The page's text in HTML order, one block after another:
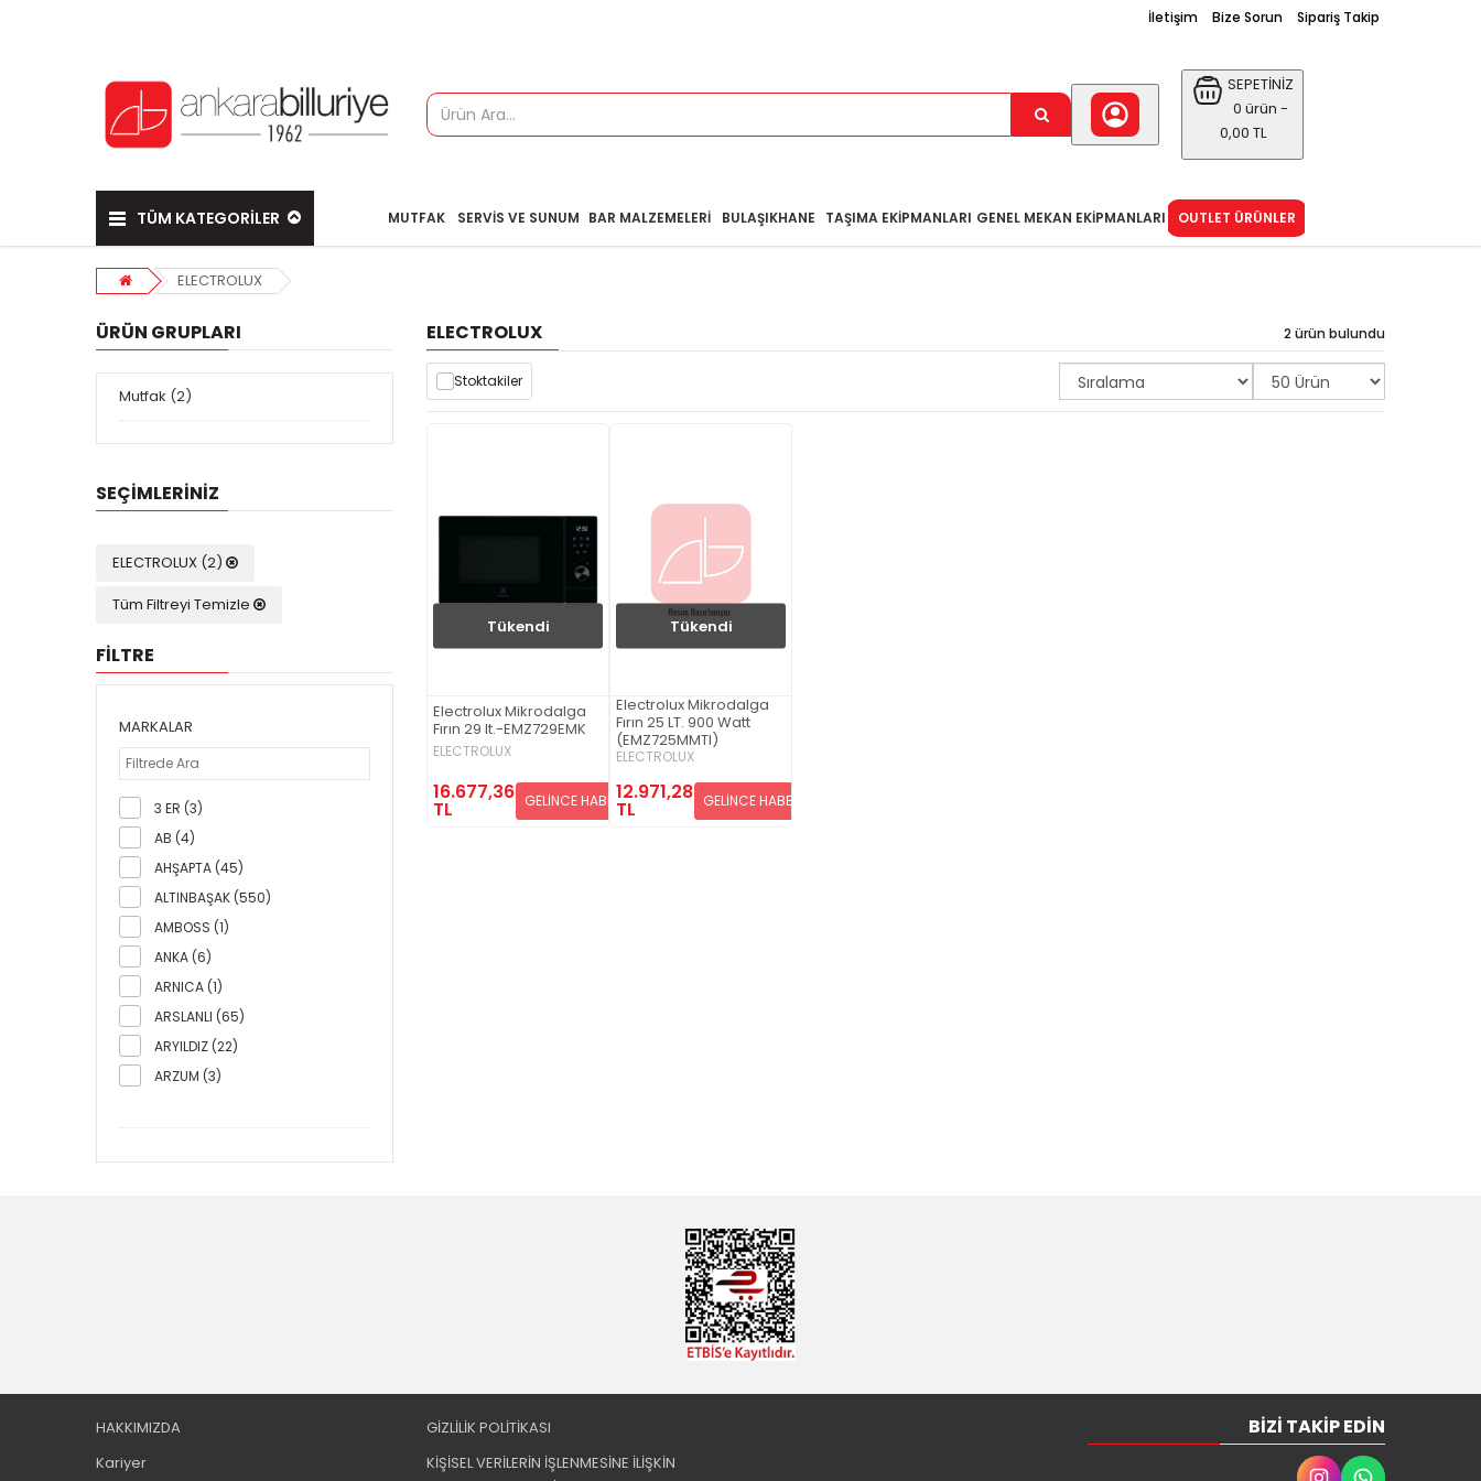
İletişim Bize Sorun Sipariş Takip
SEPETİNİZ
0 ürün -
0,00 TL
TÜM KATEGORİLER MUTFAK SERVIS VE SUNUM BAR MALZEMELERI BULAŞIKHANE TAŞIMA EKIPMANLARI GENEL MEKAN EKIPMANLARI OUTLET ÜRÜNLER
ELECTROLUX
ÜRÜN GRUPLARI
Mutfak (2)
SEÇIMLERINIZ
ELECTROLUX (2)
Tüm Filtreyi Temizle
FİLTRE
MARKALAR
3 ER (3)
AB (4)
AHŞAPTA (45)
ALTINBAŞAK (550)
AMBOSS (1)
ANKA (6)
ARNICA (1)
ARSLANLI (65)
ARYILDIZ (22)
ARZUM (3)
ATABEY (94)
BAY-TEC (1)
ELECTROLUX 2 ürün bulundu
Stoktakiler
Tükendi
Electrolux Mikrodalga
Fırın 29 lt.-EMZ729EMK
ELECTROLUX
16.677,36
TL GELİNCE HABER VER
Tükendi
Electrolux Mikrodalga
Fırın 25 LT. 900 Watt
(EMZ725MMTI)
ELECTROLUX
12.971,28
TL GELİNCE HABER VER
HAKKIMIZDA
Kariyer
GİZLİLİK POLİTİKASI
KİŞİSEL VERİLERİN İŞLENMESİNE İLİŞKİN
BIZI TAKIP EDIN